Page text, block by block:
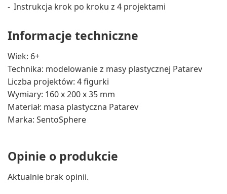
Instrukcja krok po kroku z 4 projektami
Informacje techniczne
Wiek: 6+
Technika: modelowanie z masy plastycznej Patarev
Liczba projektów: 4 figurki
Wymiary: 160 x 200 x 35 mm
Materiał: masa plastyczna Patarev
Marka: SentoSphere
Opinie o produkcie
Aktualnie brak opinii.